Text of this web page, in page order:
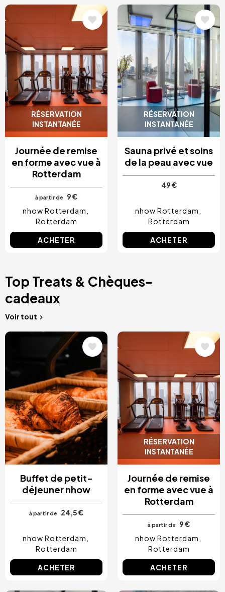
RÉSERVATION
INSTANTANÉE
Image
Journée de remise
en forme avec vue à
Rotterdam
à partir de
9 €
nhow Rotterdam
Rotterdam
ACHETER
RÉSERVATION
INSTANTANÉE
Image
Sauna privé et soins
de la peau avec vue
49 €
nhow Rotterdam
Rotterdam
ACHETER
Top Treats & Chèques-
cadeaux
Voir tout
Buffet de petit-
déjeuner nhow
à partir de 24,5 €
nhow Rotterdam
Rotterdam
ACHETER
RÉSERVATION
INSTANTANÉE
Image
Journée de remise
en forme avec vue à
Rotterdam
à partir de
9 €
nhow Rotterdam
Rotterdam
ACHETER